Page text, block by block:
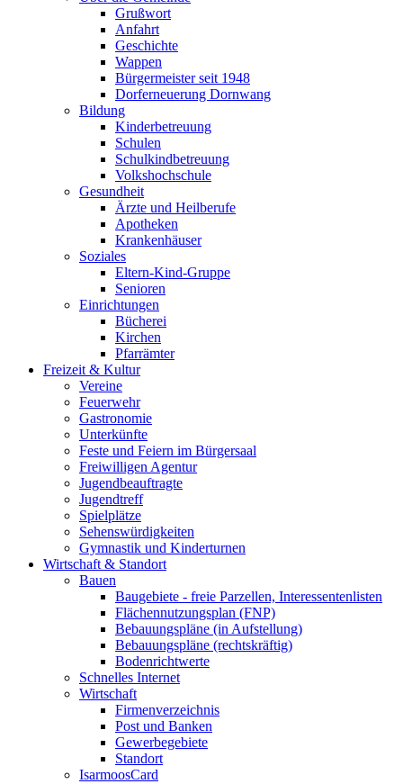
Grußwort
Anfahrt
Geschichte
Wappen
Bürgermeister seit 1948
Dorferneuerung Dornwang
Bildung
Kinderbetreuung
Schulen
Schulkindbetreuung
Volkshochschule
Gesundheit
Ärzte und Heilberufe
Apotheken
Krankenhäuser
Soziales
Eltern-Kind-Gruppe
Senioren
Einrichtungen
Bücherei
Kirchen
Pfarrämter
Freizeit & Kultur
Vereine
Feuerwehr
Gastronomie
Unterkünfte
Feste und Feiern im Bürgersaal
Freiwilligen Agentur
Jugendbeauftragte
Jugendtreff
Spielplätze
Sehenswürdigkeiten
Gymnastik und Kinderturnen
Wirtschaft & Standort
Bauen
Baugebiete - freie Parzellen, Interessentenlisten
Flächennutzungsplan (FNP)
Bebauungspläne (in Aufstellung)
Bebauungspläne (rechtskräftig)
Bodenrichtwerte
Schnelles Internet
Wirtschaft
Firmenverzeichnis
Post und Banken
Gewerbegebiete
Standort
IsarmoosCard